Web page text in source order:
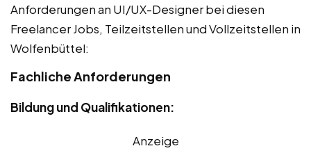
Anforderungen an UI/UX-Designer bei diesen
Freelancer Jobs, Teilzeitstellen und Vollzeitstellen in
Wolfenbüttel:
Fachliche Anforderungen
Bildung und Qualifikationen:
Anzeige